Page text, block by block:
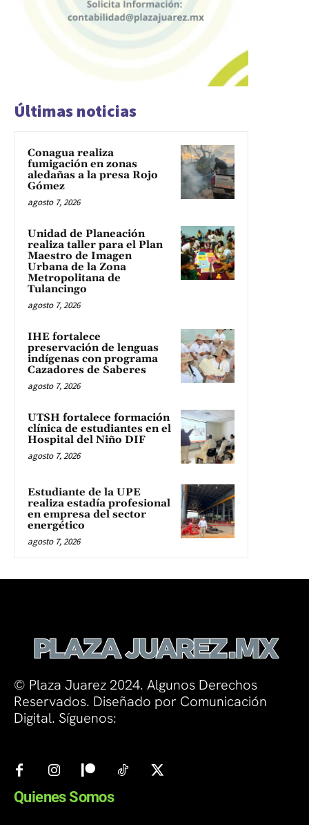
Últimas noticias
Conagua realiza
fumigación en zonas
aledañas a la presa Rojo
Gómez
agosto 7, 2026
Unidad de Planeación
realiza taller para el Plan
Maestro de Imagen
Urbana de la Zona
Metropolitana de
Tulancingo
agosto 7, 2026
IHE fortalece
preservación de lenguas
indígenas con programa
Cazadores de Saberes
agosto 7, 2026
UTSH fortalece formación
clínica de estudiantes en el
Hospital del Niño DIF
agosto 7, 2026
Estudiante de la UPE
realiza estadía profesional
en empresa del sector
energético
agosto 7, 2026
© Plaza Juarez 2024. Algunos Derechos
Reservados. Diseñado por Comunicación
Digital. Síguenos:
Quienes Somos